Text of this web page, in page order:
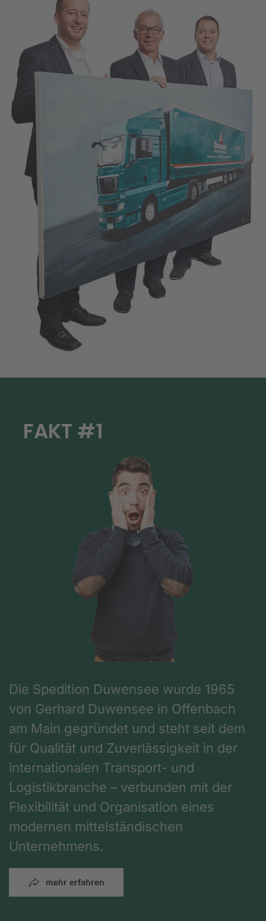
FAKT #1
Die Spedition Duwensee wurde 1965
von Gerhard Duwensee in Offenbach
am Main gegründet und steht seit dem
für Qualität und Zuverlässigkeit in der
internationalen Transport- und
Logistikbranche – verbunden mit der
Flexibilität und Organisation eines
modernen mittelständischen
Unternehmens.
mehr erfahren